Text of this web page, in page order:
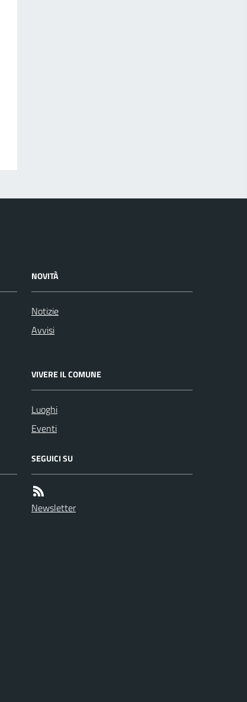
NOVITÀ
Notizie
Avvisi
VIVERE IL COMUNE
Luoghi
Eventi
SEGUICI SU
Newsletter